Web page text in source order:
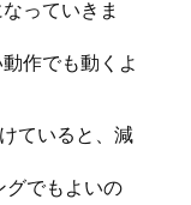
っていきま
作でも動くよ
ていると、減
グでもよいの